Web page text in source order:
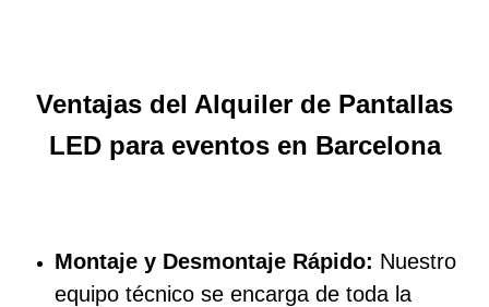
Ventajas del Alquiler de Pantallas
LED para eventos en Barcelona
Montaje y Desmontaje Rápido: Nuestro
equipo técnico se encarga de toda la